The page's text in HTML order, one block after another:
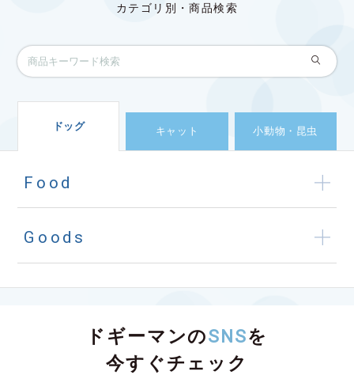
カテゴリ別・商品検索
ドッグ キャット 小動物・昆虫
Food
Goods
ドギーマンのSNSを
今すぐチェック